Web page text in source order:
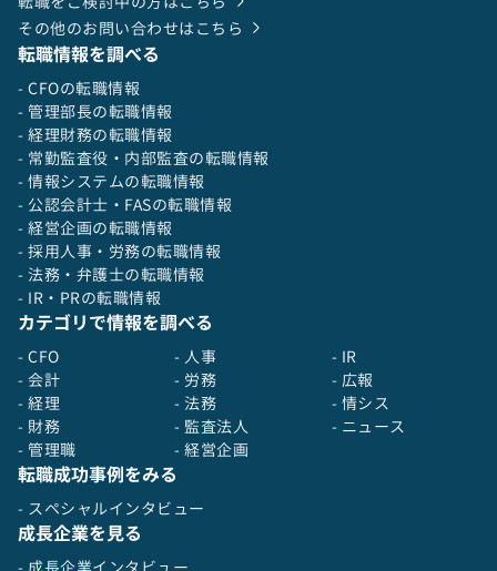
その他のお問い合わせはこちら
転職情報を調べる
- CFOの転職情報
- 管理部長の転職情報
- 経理財務の転職情報
- 常勤監査役・内部監査の転職情報
- 情報システムの転職情報
- 公認会計士・FASの転職情報
- 経営企画の転職情報
- 採用人事・労務の転職情報
- 法務・弁護士の転職情報
- IR・PRの転職情報
カテゴリで情報を調べる
- CFO
- 会計
- 経理
- 財務
- 管理職
- 人事
- 労務
- 法務
- 監査法人
- 経営企画
- IR
- 広報
- 情シス
- ニュース
転職成功事例をみる
- スペシャルインタビュー
成長企業を見る